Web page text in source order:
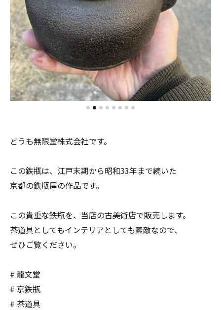
どうも無限堂株式会社です。
この鉄瓶は、江戸末期から昭和33年まで続いた
京都の鉄瓶屋の作品です。
この貴重な鉄瓶を、当店の古美術店で販売します。
茶道具としてもインテリアとしても素敵なので、
ぜひご覧ください。
# 龍文堂
# 京鉄瓶
# 茶道具